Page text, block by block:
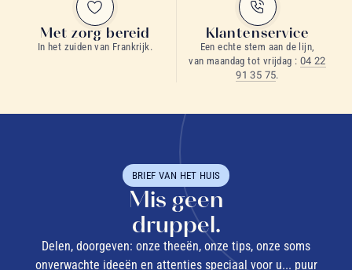
Met zorg bereid
In het zuiden van Frankrijk.
Klantenservice
Een echte stem aan de lijn,
van maandag tot vrijdag : 04 22
91 35 75.
BRIEF VAN HET HUIS
Mis geen
druppel.
Delen, doorgeven: onze theeën, onze tips, onze soms
onverwachte ideeën en attenties speciaal voor u... puur